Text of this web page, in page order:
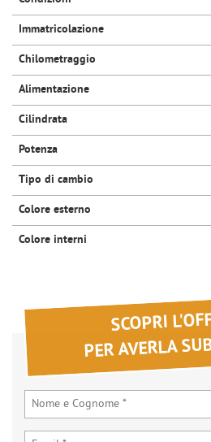
Immatricolazione
Chilometraggio
Alimentazione
Cilindrata
Potenza
Tipo di cambio
Colore esterno
Colore interni
SCOPRI
PER AVERLA